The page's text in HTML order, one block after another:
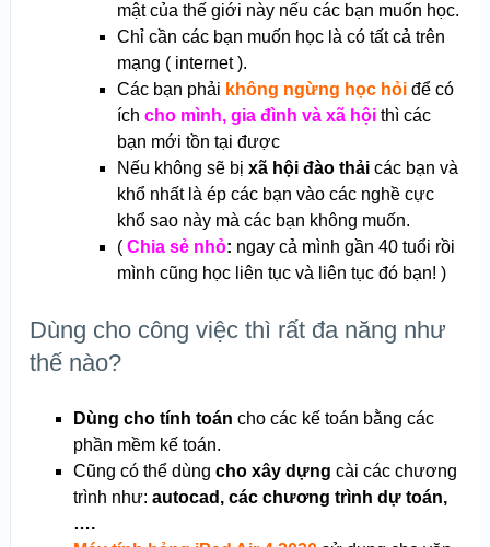
mật của thế giới này nếu các bạn muốn học.
Chỉ cần các bạn muốn học là có tất cả trên
mạng ( internet ).
Các bạn phải không ngừng học hỏi để có
ích cho mình, gia đình và xã hộithì các
bạn mới tồn tại được
Nếu không sẽ bị xã hội đào thảicác bạn và
khổ nhất là ép các bạn vào các nghề cực
khổ sao này mà các bạn không muốn.
( Chia sẻ nhỏ: ngay cả mình gần 40 tuổi rồi
mình cũng học liên tục và liên tục đó bạn! )
Dùng cho công việc thì rất đa năng như
thế nào?
Dùng cho tính toán cho các kế toán bằng các
phần mềm kế toán.
Cũng có thể dùng cho xây dựng cài các chương
trình như: autocad, các chương trình dự toán,
….